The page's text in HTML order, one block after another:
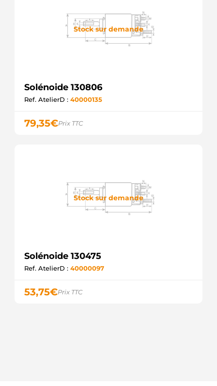
Stock sur demande
Solénoide 130806
Ref. AtelierD : 40000135
79,35€Prix TTC
Stock sur demande
Solénoide 130475
Ref. AtelierD : 40000097
53,75€Prix TTC